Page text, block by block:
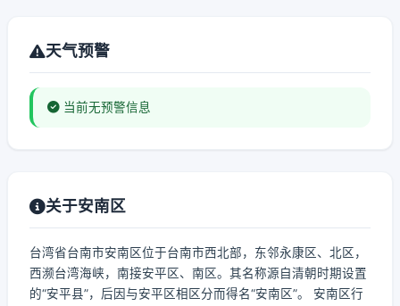
天气预警
当前无预警信息
关于安南区
台湾省台南市安南区位于台南市西北部，东邻永康区、北区，
西濒台湾海峡，南接安平区、南区。其名称源自清朝时期设置
的“安平县”，后因与安平区相区分而得名“安南区”。 安南区行